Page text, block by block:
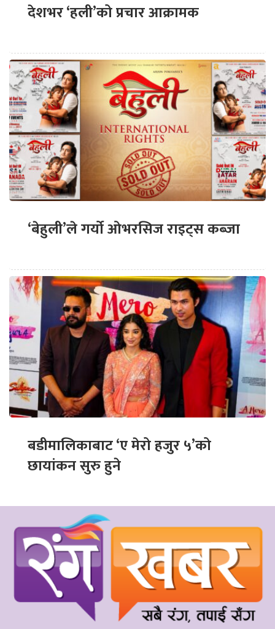
देशभर ‘हली’को प्रचार आक्रामक
‘बेहुली’ले गर्यो ओभरसिज राइट्स कब्जा
बडीमालिकाबाट ‘ए मेरो हजुर ५’को
छायांकन सुरु हुने